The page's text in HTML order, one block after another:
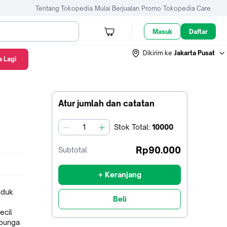
Tentang Tokopedia Mulai Berjualan Promo Tokopedia Care
Masuk Daftar
Dikirim ke Jakarta Pusat
Atur jumlah dan catatan
jumlah Stok Total: 10000
Subtotal Rp90.000
+ Keranjang
Beli
Lagi